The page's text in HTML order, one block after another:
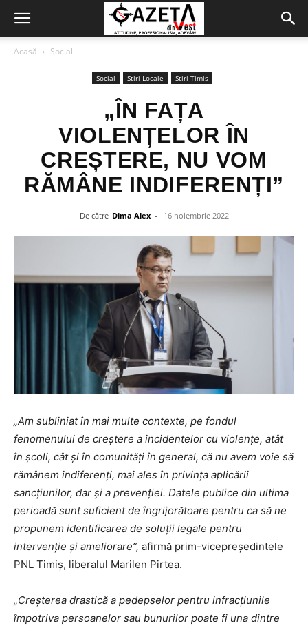
Acasă Social
Social Stiri Locale Stiri Timis
„ÎN FAȚA
VIOLENȚELOR ÎN
CREȘTERE, NU VOM
RĂMÂNE INDIFERENȚI”
De către Dima Alex - 16 noiembrie 2022
„Am subliniat în mai multe contexte, pe fondul
fenomenului de creștere a incidentelor cu violențe, atât
în școli, cât și în comunități în general, că nu avem voie să
rămânem indiferenți, mai ales în privința aplicării
sancțiunilor, dar și a prevenției. Datele publice din ultima
perioadă sunt suficient de îngrijorătoare pentru ca să ne
propunem identificarea de soluții legale pentru
intervenție și ameliorare”, afirmă prim-vicepreședintele
PNL Timiș, liberalul Marilen Pirtea.
„Creșterea drastică a pedepselor pentru infracțiunile
împotriva persoanelor sau bunurilor poate fi una dintre